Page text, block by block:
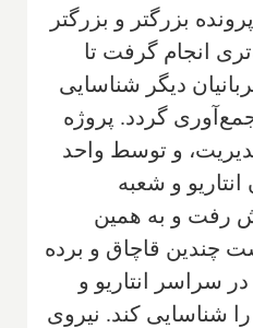
بزرگتر و بزرگتر
انجام گرفت تا
دیگر شناسایی
گردد. پروژه
و توسط واحد
و شعبه
رفت و به همین
چندین قاچاق و برده
سراسر انتاریو و
شناسایی کند. نیروی